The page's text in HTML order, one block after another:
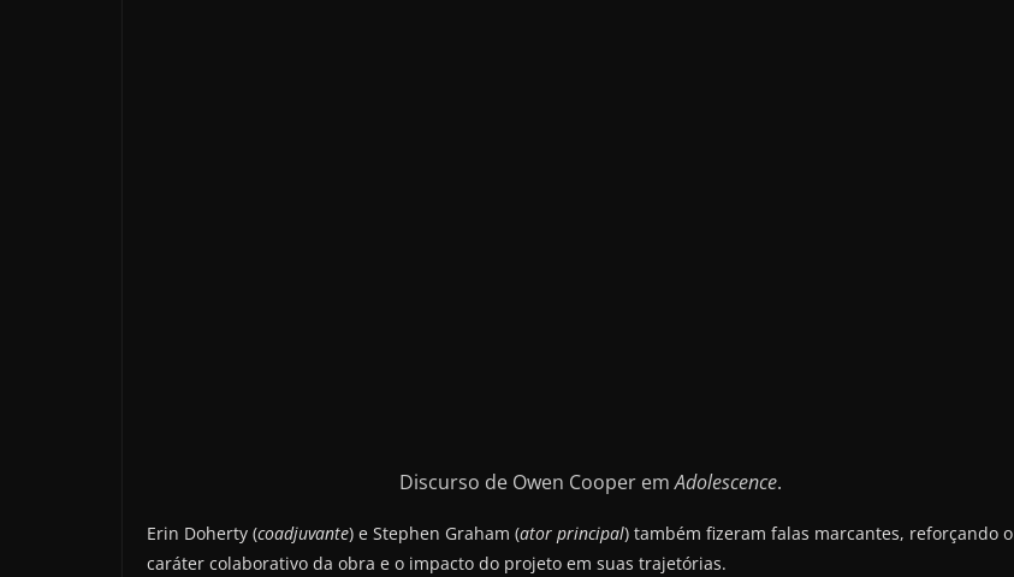
Discurso de Owen Cooper emAdolescence.
Erin Doherty (coadjuvante) e Stephen Graham (ator principal) também fizeram falas marcantes, reforçando o
caráter colaborativo da obra e o impacto do projeto em suas trajetórias.